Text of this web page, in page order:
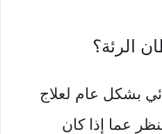
الرئة؟
بشكل عام لعلاج
عما إذا كان